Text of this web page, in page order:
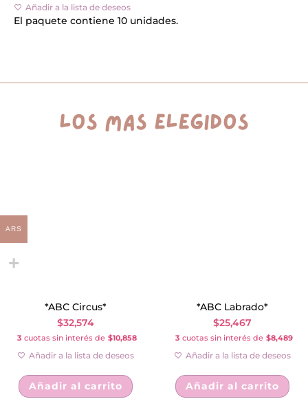
Añadir a la lista de deseos
El paquete contiene 10 unidades.
los más elegidos
*ABC Circus*
$32,574
3 cuotas sin interés de $10,858
Añadir a la lista de deseos
Añadir al carrito
*ABC Labrado*
$25,467
3 cuotas sin interés de $8,489
Añadir a la lista de deseos
Añadir al carrito
ARS